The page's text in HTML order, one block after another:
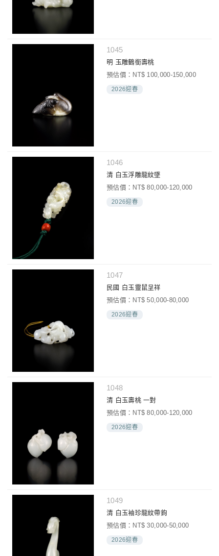
1045
明 玉雕鶴銜壽桃
預估價：NT$ 100,000-150,000
2026迎春
1046
清 白玉浮雕龍紋墜
預估價：NT$ 80,000-120,000
2026迎春
1047
民國 白玉靈鼠呈祥
預估價：NT$ 50,000-80,000
2026迎春
1048
清 白玉壽桃 一對
預估價：NT$ 80,000-120,000
2026迎春
1049
清 白玉袖珍龍紋帶鉤
預估價：NT$ 30,000-50,000
2026迎春